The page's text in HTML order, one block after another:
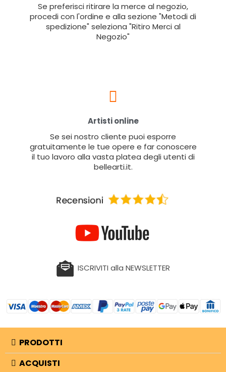
Se preferisci ritirare la merce al negozio,
procedi con l'ordine e alla sezione "Metodi di
spedizione" seleziona "Ritiro Merci al
Negozio"
Artisti online
Se sei nostro cliente puoi esporre
gratuitamente le tue opere e far conoscere
il tuo lavoro alla vasta platea degli utenti di
bellearti.it.
ISCRIVITI alla NEWSLETTER
PRODOTTI
ACQUISTI